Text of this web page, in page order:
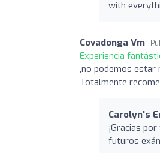
with
Covadonga Vm
Experiencia
,no podemos estar
Totalmente
Carolyn's
¡Gracias
futuros